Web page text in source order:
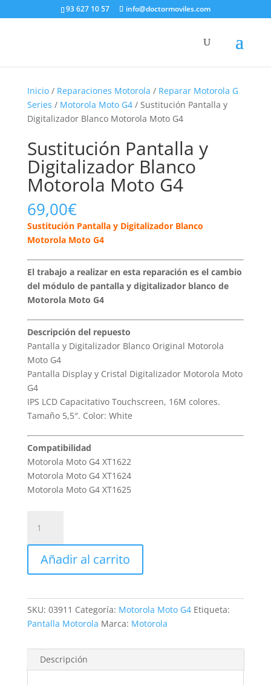
93 627 10 57 info@doctormoviles.com
Inicio/ Reparaciones Motorola / Reparar Motorola G
Series / Motorola Moto G4/ Sustitución Pantalla y
Digitalizador Blanco Motorola Moto G4
Sustitución Pantalla y
Digitalizador Blanco
Motorola Moto G4
69,00€
Sustitución Pantalla y Digitalizador Blanco
Motorola Moto G4
El trabajo a realizar en esta reparación es el cambio
del módulo de pantalla y digitalizador blanco de
Motorola Moto G4
Descripción del repuesto
Pantalla y Digitalizador Blanco Original Motorola
Moto G4
Pantalla Display y Cristal Digitalizador Motorola Moto
G4
IPS LCD Capacitativo Touchscreen, 16M colores.
Tamaño 5,5″. Color: White
Compatibilidad
Motorola Moto G4 XT1622
Motorola Moto G4 XT1624
Motorola Moto G4 XT1625
Pantalla
y
Digitalizador
Blanco
Moto
G4
cantidad
Añadir al carrito
SKU: 03911 Categoría: Motorola Moto G4 Etiqueta:
Pantalla Motorola Marca: Motorola
Descripción